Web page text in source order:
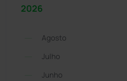
2026
Agosto
Julho
Junho